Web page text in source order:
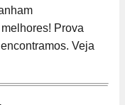
Prova
Veja